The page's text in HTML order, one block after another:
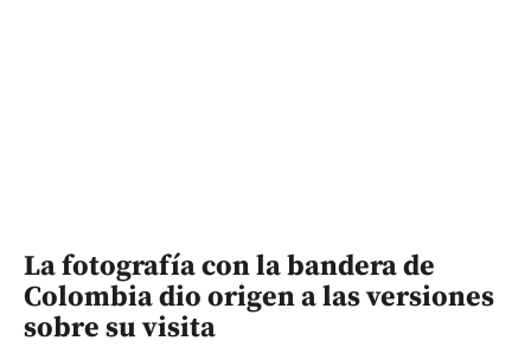
La fotografía con la bandera de
Colombia dio origen a las versiones
sobre su visita